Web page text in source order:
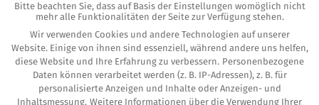
Ab März 2021 sol­len Sie als Anle­ger ent­schei­
den, ob Ihre Anla­gen nach­hal­tig und nach ESG
Vor­ga­ben erfol­gen sollen.
Wir möch­ten der Fra­ge nach­ge­hen, in wel­chem
Bitte beachten Sie, dass auf Basis der Einstellungen womöglich nicht
mehr alle Funktionalitäten der Seite zur Verfügung stehen.
Wir verwenden Cookies und andere Technologien auf unserer
Website. Einige von ihnen sind essenziell, während andere uns helfen,
diese Website und Ihre Erfahrung zu verbessern. Personenbezogene
Daten können verarbeitet werden (z. B. IP-Adressen), z. B. für
personalisierte Anzeigen und Inhalte oder Anzeigen- und
Inhaltsmessung. Weitere Informationen über die Verwendung Ihrer